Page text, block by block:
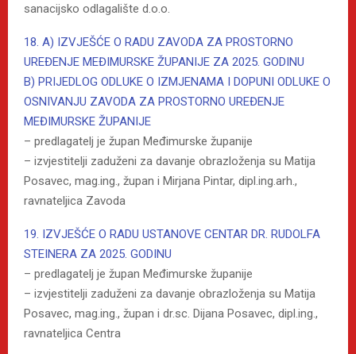
sanacijsko odlagalište d.o.o.
18. A) IZVJEŠĆE O RADU ZAVODA ZA PROSTORNO
UREĐENJE MEĐIMURSKE ŽUPANIJE ZA 2025. GODINU
B) PRIJEDLOG ODLUKE O IZMJENAMA I DOPUNI ODLUKE O
OSNIVANJU ZAVODA ZA PROSTORNO UREĐENJE
MEĐIMURSKE ŽUPANIJE
– predlagatelj je župan Međimurske županije
– izvjestitelji zaduženi za davanje obrazloženja su Matija
Posavec, mag.ing., župan i Mirjana Pintar, dipl.ing.arh.,
ravnateljica Zavoda
19. IZVJEŠĆE O RADU USTANOVE CENTAR DR. RUDOLFA
STEINERA ZA 2025. GODINU
– predlagatelj je župan Međimurske županije
– izvjestitelji zaduženi za davanje obrazloženja su Matija
Posavec, mag.ing., župan i dr.sc. Dijana Posavec, dipl.ing.,
ravnateljica Centra